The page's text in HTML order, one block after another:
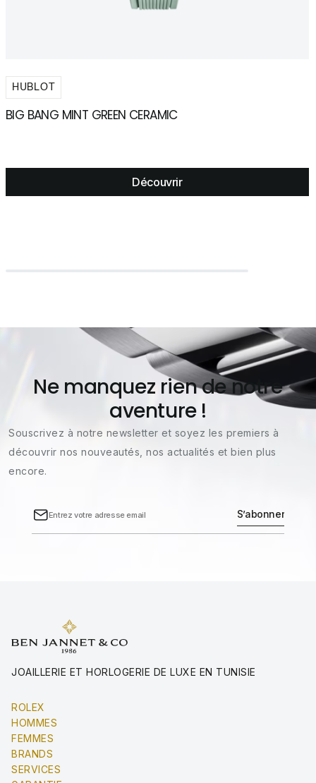
HUBLOT
BIG BANG MINT GREEN CERAMIC
Découvrir
Ne manquez rien de notre
aventure !
Souscrivez à notre newsletter et soyez les premiers à
découvrir nos nouveautés, nos actualités et bien plus
encore.
JOAILLERIE ET HORLOGERIE DE LUXE EN TUNISIE
ROLEX
HOMMES
FEMMES
BRANDS
SERVICES